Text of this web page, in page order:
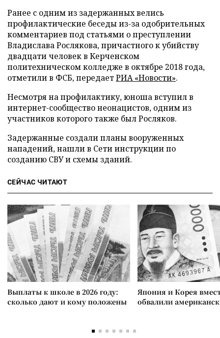
Ранее с одним из задержанных велись
профилактические беседы из-за одобрительных
комментариев под статьями о преступлении
Владислава Рослякова, причастного к убийству
двадцати человек в Керченском
политехническом колледже в октябре 2018 года,
отметили в ФСБ, передаетРИА «Новости».
Несмотря на профилактику, юноша вступил в
интернет-сообщество неонацистов, одним из
участников которого также был Росляков.
Задержанные создали планы вооруженных
нападений, нашли в Сети инструкции по
созданию СВУ и схемы зданий.
СЕЙЧАС ЧИТАЮТ
Выплаты к школе в 2026 году:
сколько дают и кому положены
Япония и Корея
обвалили